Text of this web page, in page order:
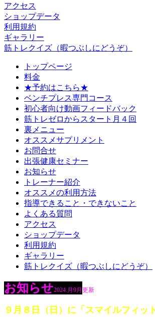
アクセス
ショップデータ
利用規約
ギャラリー
筋トレクイズ（暇つぶしにどうぞ）
トップページ
料金
★予約はこちら★
ベンチプレス専門コース
初心者向け動画フィードバック
筋トレゼロからスタート月４回
裏メニュー
オススメサプリメント
お問合せ
出張健康セミナー
お知らせ
トレーナー紹介
オススメの利用方法
指導できること・できないこと
よくある質問
アクセス
ショップデータ
利用規約
ギャラリー
筋トレクイズ（暇つぶしにどうぞ）
お知らせ2024.月9月 更新
９月８日（日）に「スマイルフィッ